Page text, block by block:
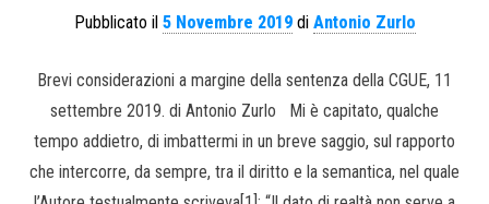
Pubblicato il 5 Novembre 2019di Antonio Zurlo
Brevi considerazioni a margine della sentenza della CGUE, 11
settembre 2019. di Antonio Zurlo Mi è capitato, qualche
tempo addietro, di imbattermi in un breve saggio, sul rapporto
che intercorre, da sempre, tra il diritto e la semantica, nel quale